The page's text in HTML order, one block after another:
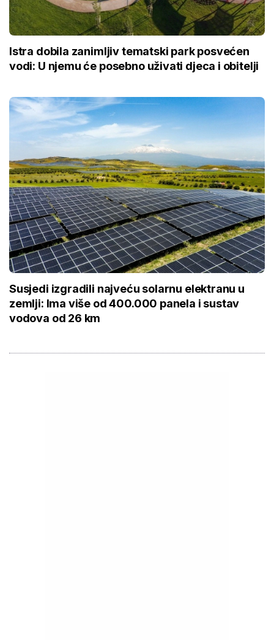
Istra dobila zanimljiv tematski park posvećen
vodi: U njemu će posebno uživati djeca i obitelji
Susjedi izgradili najveću solarnu elektranu u
zemlji: Ima više od 400.000 panela i sustav
vodova od 26 km